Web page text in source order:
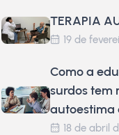
TERAPIA
19 de
Como a
surdos tem
autoestima
18 de abril